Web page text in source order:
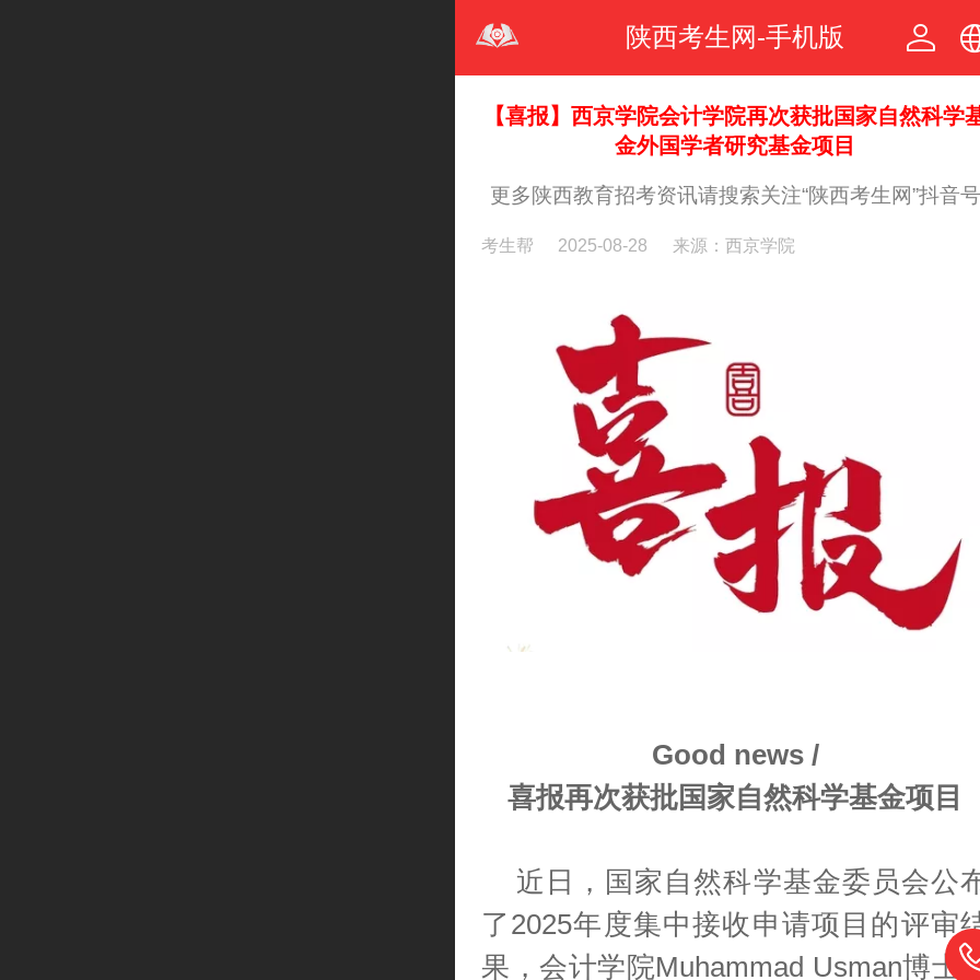
陕西考生网-手机版
中文
【喜报】西京学院会计学院再次获批国家自然科学
金外国学者研究基金项目
更多陕西教育招考资讯请搜索关注“陕西考生网”抖音号
考生帮 2025-08-28 来源：西京学院
Good news /
喜报再次获批国家自然科学基金项目
近日，国家自然科学基金委员会公
了2025年度集中接收申请项目的评审
果，会计学院Muhammad Usman博士